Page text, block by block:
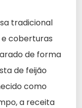
tradicional
coberturas
de forma
de feijão
como
a receita